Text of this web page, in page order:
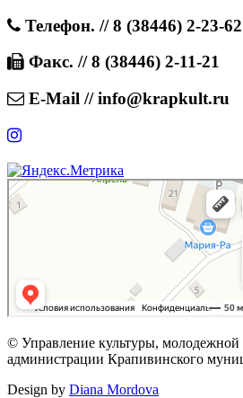
Телефон. // 8 (38446) 2-23-62
Факс. // 8 (38446) 2-11-21
E-Mail // info@krapkult.ru
© Управление культуры, молодежной
администрации Крапивинского
Design by Diana Mordova